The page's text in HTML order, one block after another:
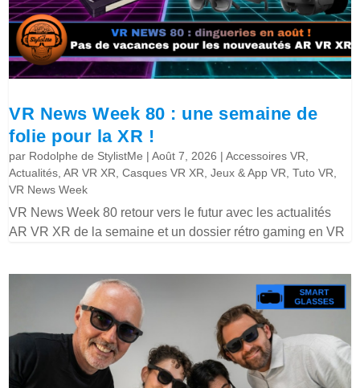
VR News Week 80 : une semaine de
folie pour la XR !
par Rodolphe de StylistMe |Août 7, 2026 |Accessoires VR
Actualités ,AR VR XR ,Casques VR XR ,Jeux & App VR ,Tuto VR
VR News Week
VR News Week 80 retour vers le futur avec les actualités
AR VR XR de la semaine et un dossier rétro gaming en VR